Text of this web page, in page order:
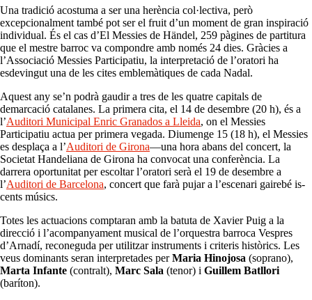
Una tradició acostuma a ser una herència col·lectiva, però
excepcionalment també pot ser el fruit d’un moment de gran inspiració
individual. És el cas d’El Messies de Händel, 259 pàgines de partitura
que el mestre barroc va compondre amb només 24 dies. Gràcies a
l’Associació Messies Participatiu, la interpretació de l’oratori ha
esdevingut una de les cites emblemàtiques de cada Nadal.
Aquest any se’n podrà gaudir a tres de les quatre capitals de
demarcació catalanes. La primera cita, el 14 de desembre (20 h), és a
l’Auditori Municipal Enric Granados a Lleida, on el Messies
Participatiu actua per primera vegada. Diumenge 15 (18 h), el Messies
es desplaça a l’Auditori de Girona—una hora abans del concert, la
Societat Handeliana de Girona ha convocat una conferència. La
darrera oportunitat per escoltar l’oratori serà el 19 de desembre a
l’Auditori de Barcelona, concert que farà pujar a l’escenari gairebé is-
cents músics.
Totes les actuacions comptaran amb la batuta de Xavier Puig a la
direcció i l’acompanyament musical de l’orquestra barroca Vespres
d’Arnadí, reconeguda per utilitzar instruments i criteris històrics. Les
veus dominants seran interpretades perMaria Hinojosa (soprano),
Marta Infante (contralt), Marc Sala (tenor) i Guillem Batllori
(baríton).